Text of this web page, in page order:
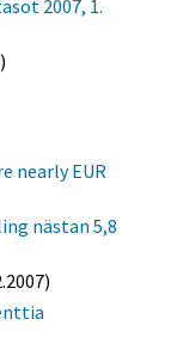
2007, 1.
nearly EUR
nästan 5,8